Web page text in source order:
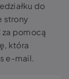
do
strony
pomocą
która
e-mail.